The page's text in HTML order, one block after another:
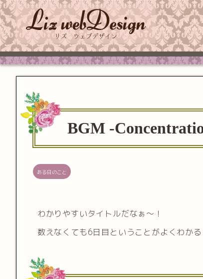
BGM -
ある日のこと
わかりやすいタイトルだなぁ〜！
数えなくても6日目ということがよくわかる